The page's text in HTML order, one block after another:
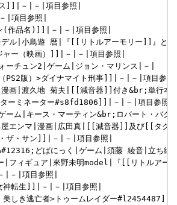
]]|－|－|項目参照|
項目参照|
(作品名)]]|－|－|項目参照|
デル|小鳥遊 暦|『[[リトルアーモリー]]』と
ャー（映画）]]|－|－|項目参照|
ーチュン2|ゲーム|ジョン・マリンス|－|
PS2版）>ダイナマイト刑事]]|－|－|項目参
|漫画|渡久地 菊夫|[[減音器]]付き&br;単行本
ーミネーター#s8fd1806]]|－|－|項目参照|
ーム|キース・マーティン&br;ロバート・バク
屋エンマ|漫画|広田真|[[減音器]]及び[[タク
ザ・サン]]|－|－|項目参照|
&#12316;どぱにっく|ゲーム|須藤 綾音|立ち
ー|フィギュア|來野未明model|『[[リトルア
－|項目参照|
神転生]]|－|－|項目参照|
美しき逃亡者>トゥームレイダー